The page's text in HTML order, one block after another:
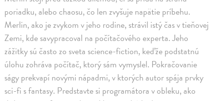
poriadku, alebo chaosu, čo len zvyšuje napätie príbehu.
Merlin, ako je zvykom v jeho rodine, strávil istý čas v tieňovej
Zemi, kde savypracoval na počítačového experta. Jeho
zážitky sú často zo sveta science-fiction, keďže podstatnú
úlohu zohráva počítač, ktorý sám vymyslel. Pokračovanie
ságy prekvapí novými nápadmi, v ktorých autor spája prvky
sci-fi s fantasy. Predstavte si programátora v obleku, ako